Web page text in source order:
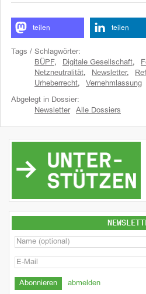
teilen teilen
Tags / Schlagwörter:
BÜPF, Digitale Gesellschaft,
Netzneutralität, Newsletter,
Urheberrecht, Vernehmlassung
Abgelegt in Dossier:
Newsletter
Alle Dossiers
abmelden